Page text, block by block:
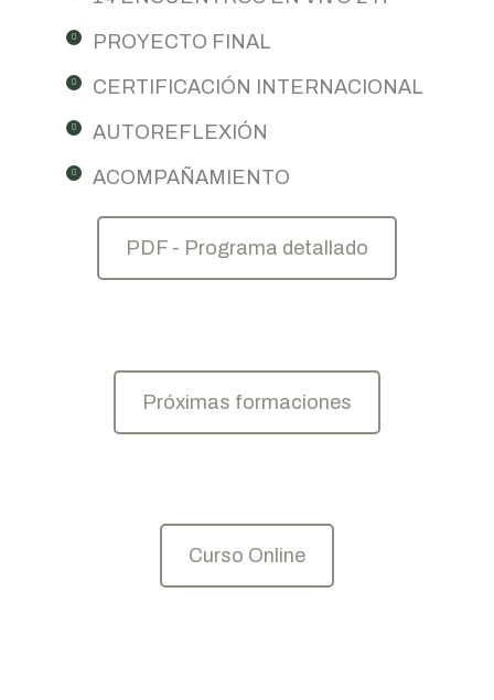
PROYECTO FINAL
CERTIFICACIÓN INTERNACIONAL
AUTOREFLEXIÓN
ACOMPAÑAMIENTO
PDF - Programa detallado
Próximas formaciones
Curso Online